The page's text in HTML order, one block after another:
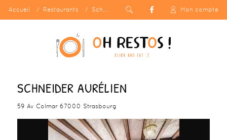
Accueil Restaurants Schneider Aurélien Mon compte
SCHNEIDER AURÉLIEN
59 Av Colmar 67000 Strasbourg